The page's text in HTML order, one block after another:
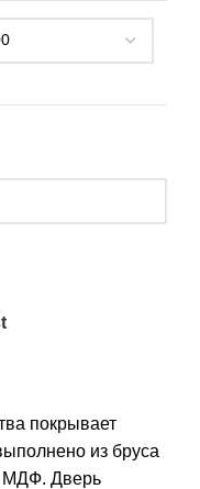
покрывает
из бруса
МДФ. Дверь